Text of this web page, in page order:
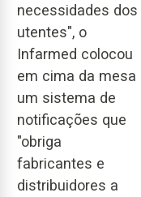
necessidades dos
utentes", o
Infarmed colocou
em cima da mesa
um sistema de
notificações que
"obriga
fabricantes e
distribuidores a